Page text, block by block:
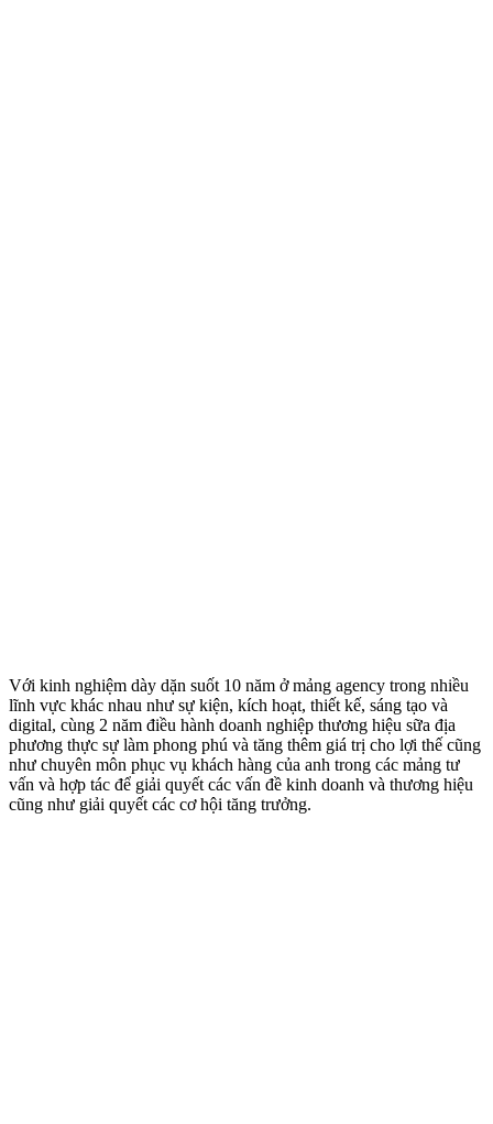
Với kinh nghiệm dày dặn suốt 10 năm ở mảng agency trong nhiều
lĩnh vực khác nhau như sự kiện, kích hoạt, thiết kế, sáng tạo và
digital, cùng 2 năm điều hành doanh nghiệp thương hiệu sữa địa
phương thực sự làm phong phú và tăng thêm giá trị cho lợi thế cũng
như chuyên môn phục vụ khách hàng của anh trong các mảng tư
vấn và hợp tác để giải quyết các vấn đề kinh doanh và thương hiệu
cũng như giải quyết các cơ hội tăng trưởng.